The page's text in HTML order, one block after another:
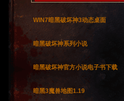
WIN7暗黑破坏神3动态桌面
暗黑破坏神系列小说
暗黑破坏神官方小说电子书下载
暗黑3魔兽地图1.19